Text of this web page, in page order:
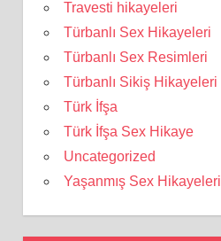
Travesti hikayeleri
Türbanlı Sex Hikayeleri
Türbanlı Sex Resimleri
Türbanlı Sikiş Hikayeleri
Türk İfşa
Türk İfşa Sex Hikaye
Uncategorized
Yaşanmış Sex Hikayeleri